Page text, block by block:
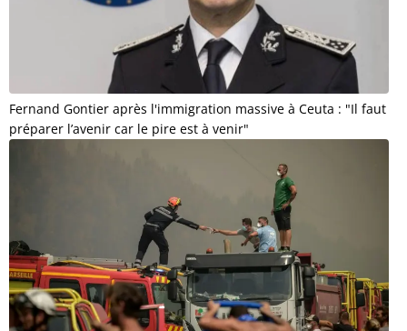
Fernand Gontier après l'immigration massive à Ceuta : "Il faut
préparer l’avenir car le pire est à venir"